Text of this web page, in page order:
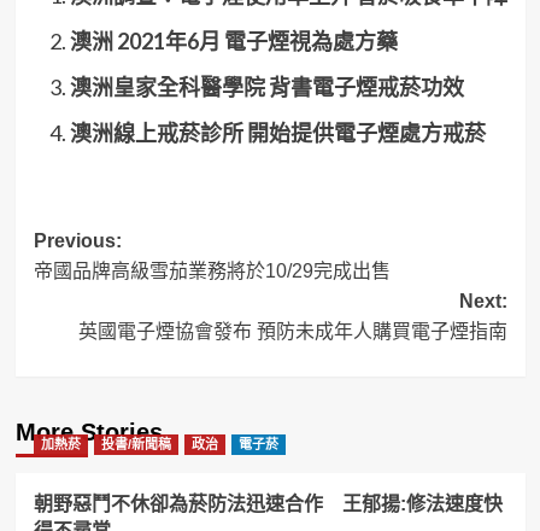
澳洲 2021年6月 電子煙視為處方藥
澳洲皇家全科醫學院 背書電子煙戒菸功效
澳洲線上戒菸診所 開始提供電子煙處方戒菸
Post
navigation
Previous:
帝國品牌高級雪茄業務將於10/29完成出售
Next:
英國電子煙協會發布 預防未成年人購買電子煙指南
More Stories
加熱菸 投書/新聞稿 政治 電子菸
朝野惡鬥不休卻為菸防法迅速合作 王郁揚:修法速度快